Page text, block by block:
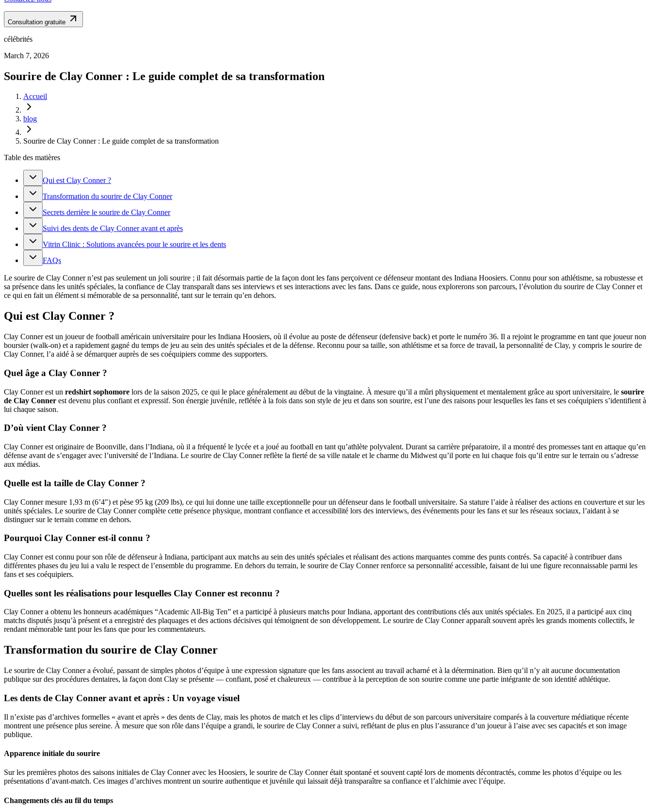
Consultation gratuite
célébrités
March 7, 2026
Sourire de Clay Conner : Le guide complet de sa transformation
Accueil
blog
Sourire de Clay Conner : Le guide complet de sa transformation
Table des matières
Qui est Clay Conner ?
Transformation du sourire de Clay Conner
Secrets derrière le sourire de Clay Conner
Suivi des dents de Clay Conner avant et après
Vitrin Clinic : Solutions avancées pour le sourire et les dents
FAQs
Le sourire de Clay Conner n’est pas seulement un joli sourire ; il fait désormais partie de la façon dont les fans perçoivent ce défenseur montant des Indiana Hoosiers. Connu pour son athlétisme, sa robustesse et
sa présence dans les unités spéciales, la confiance de Clay transparaît dans ses interviews et ses interactions avec les fans. Dans ce guide, nous explorerons son parcours, l’évolution du sourire de Clay Conner et
ce qui en fait un élément si mémorable de sa personnalité, tant sur le terrain qu’en dehors.
Qui est Clay Conner ?
Clay Conner est un joueur de football américain universitaire pour les Indiana Hoosiers, où il évolue au poste de défenseur (defensive back) et porte le numéro 36. Il a rejoint le programme en tant que joueur non
boursier (walk-on) et a rapidement gagné du temps de jeu au sein des unités spéciales et de la défense. Reconnu pour sa taille, son athlétisme et sa force de travail, la personnalité de Clay, y compris le sourire de
Clay Conner, l’a aidé à se démarquer auprès de ses coéquipiers comme des supporters.
Quel âge a Clay Conner ?
Clay Conner est un redshirt sophomore lors de la saison 2025, ce qui le place généralement au début de la vingtaine. À mesure qu’il a mûri physiquement et mentalement grâce au sport universitaire, le sourire
de Clay Conner est devenu plus confiant et expressif. Son énergie juvénile, reflétée à la fois dans son style de jeu et dans son sourire, est l’une des raisons pour lesquelles les fans et ses coéquipiers s’identifient à
lui chaque saison.
D’où vient Clay Conner ?
Clay Conner est originaire de Boonville, dans l’Indiana, où il a fréquenté le lycée et a joué au football en tant qu’athlète polyvalent. Durant sa carrière préparatoire, il a montré des promesses tant en attaque qu’en
défense avant de s’engager avec l’université de l’Indiana. Le sourire de Clay Conner reflète la fierté de sa ville natale et le charme du Midwest qu’il porte en lui chaque fois qu’il entre sur le terrain ou s’adresse
aux médias.
Quelle est la taille de Clay Conner ?
Clay Conner mesure 1,93 m (6’4″) et pèse 95 kg (209 lbs), ce qui lui donne une taille exceptionnelle pour un défenseur dans le football universitaire. Sa stature l’aide à réaliser des actions en couverture et sur les
unités spéciales. Le sourire de Clay Conner complète cette présence physique, montrant confiance et accessibilité lors des interviews, des événements pour les fans et sur les réseaux sociaux, l’aidant à se
distinguer sur le terrain comme en dehors.
Pourquoi Clay Conner est-il connu ?
Clay Conner est connu pour son rôle de défenseur à Indiana, participant aux matchs au sein des unités spéciales et réalisant des actions marquantes comme des punts contrés. Sa capacité à contribuer dans
différentes phases du jeu lui a valu le respect de l’ensemble du programme. En dehors du terrain, le sourire de Clay Conner renforce sa personnalité accessible, faisant de lui une figure reconnaissable parmi les
fans et ses coéquipiers.
Quelles sont les réalisations pour lesquelles Clay Conner est reconnu ?
Clay Conner a obtenu les honneurs académiques “Academic All‑Big Ten” et a participé à plusieurs matchs pour Indiana, apportant des contributions clés aux unités spéciales. En 2025, il a participé aux cinq
matchs disputés jusqu’à présent et a enregistré des plaquages et des actions décisives qui témoignent de son développement. Le sourire de Clay Conner apparaît souvent après les grands moments collectifs, le
rendant mémorable tant pour les fans que pour les commentateurs.
Transformation du sourire de Clay Conner
Le sourire de Clay Conner a évolué, passant de simples photos d’équipe à une expression signature que les fans associent au travail acharné et à la détermination. Bien qu’il n’y ait aucune documentation
publique sur des procédures dentaires, la façon dont Clay se présente — confiant, posé et chaleureux — contribue à la perception de son sourire comme une partie intégrante de son identité athlétique.
Les dents de Clay Conner avant et après : Un voyage visuel
Il n’existe pas d’archives formelles « avant et après » des dents de Clay, mais les photos de match et les clips d’interviews du début de son parcours universitaire comparés à la couverture médiatique récente
montrent une présence plus sereine. À mesure que son rôle dans l’équipe a grandi, le sourire de Clay Conner a suivi, reflétant de plus en plus l’assurance d’un joueur à l’aise avec ses capacités et son image
publique.
Apparence initiale du sourire
Sur les premières photos des saisons initiales de Clay Conner avec les Hoosiers, le sourire de Clay Conner était spontané et souvent capté lors de moments décontractés, comme les photos d’équipe ou les
présentations d’avant-match. Ces images d’archives montrent un sourire authentique et juvénile qui laissait déjà transparaître sa confiance et l’alchimie avec l’équipe.
Changements clés au fil du temps